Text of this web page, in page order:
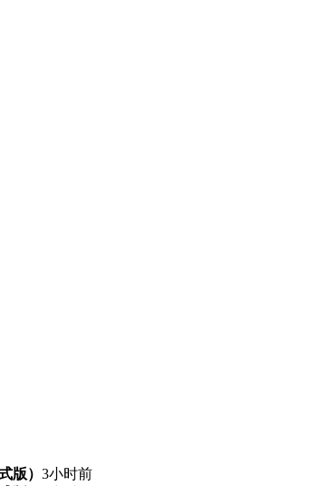
版） 3小时前